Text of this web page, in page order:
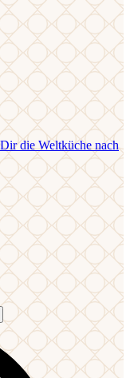
die Weltküche nach